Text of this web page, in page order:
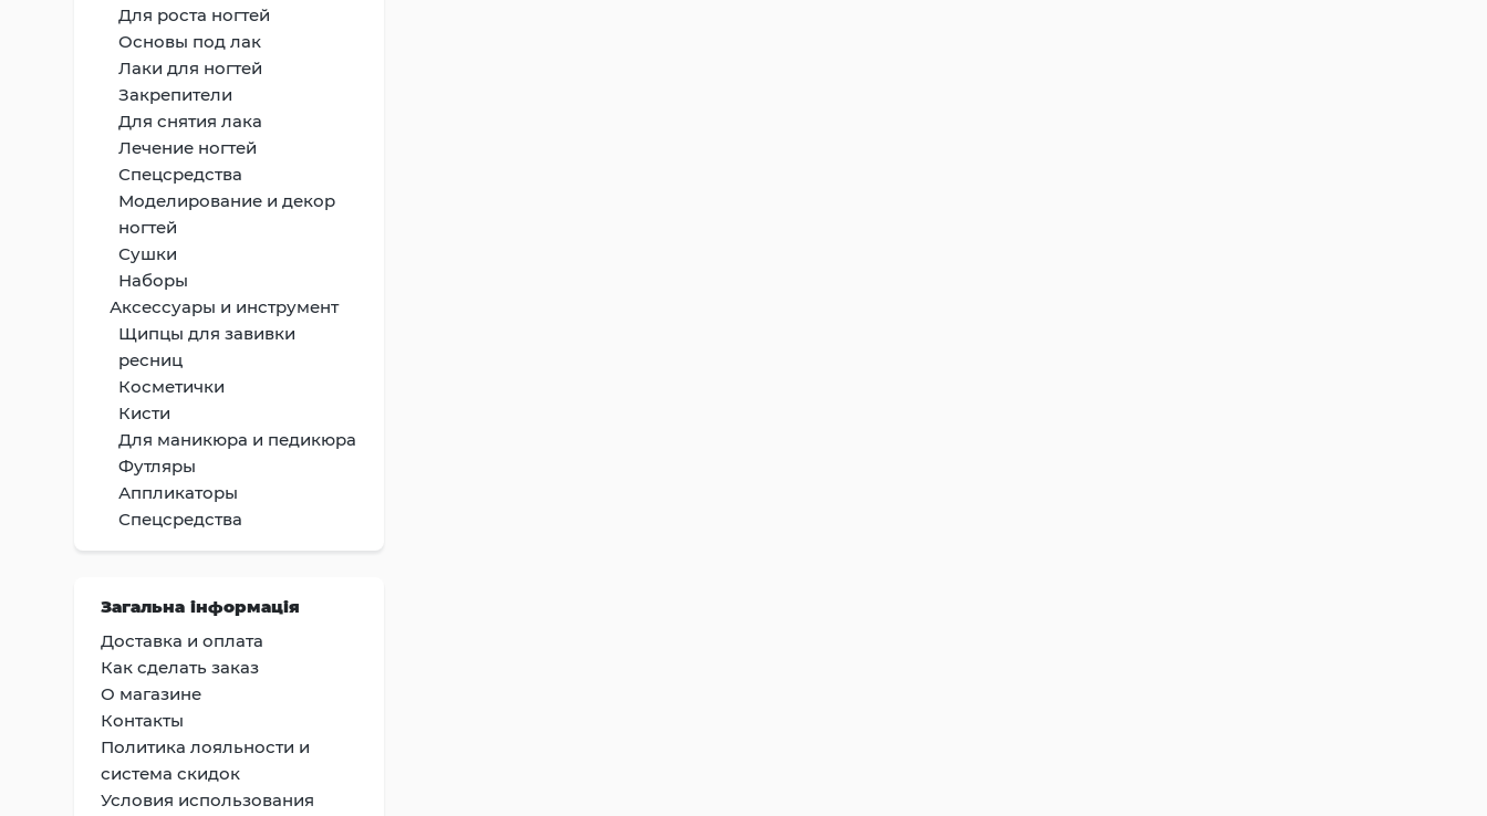
Для роста ногтей
Основы под лак
Лаки для ногтей
Закрепители
Для снятия лака
Лечение ногтей
Спецсредства
Моделирование и декор
ногтей
Сушки
Наборы
Аксессуары и инструмент
Щипцы для завивки
ресниц
Косметички
Кисти
Для маникюра и педикюра
Футляры
Аппликаторы
Спецсредства
Загальна інформація
Доставка и оплата
Как сделать заказ
О магазине
Контакты
Политика лояльности и
система скидок
Условия использования